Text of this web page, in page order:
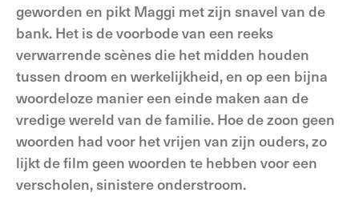
geworden en pikt Maggi met zijn snavel van de
bank. Het is de voorbode van een reeks
verwarrende scènes die het midden houden
tussen droom en werkelijkheid, en op een bijna
woordeloze manier een einde maken aan de
vredige wereld van de familie. Hoe de zoon geen
woorden had voor het vrijen van zijn ouders, zo
lijkt de film geen woorden te hebben voor een
verscholen, sinistere onderstroom.